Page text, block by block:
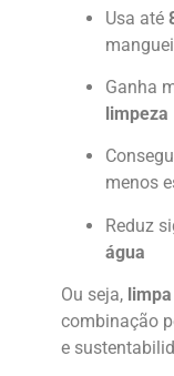
Usa até
Ganha
limpeza
menos
Reduz
água
Ou seja,
combinação
e